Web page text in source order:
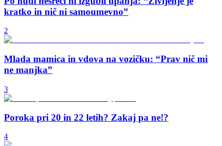
kratko in nič ni samoumevno”
2
Mlada mamica in vdova na vozičku: “Prav nič mi
ne manjka”
3
Poroka pri 20 in 22 letih? Zakaj pa ne!?
4